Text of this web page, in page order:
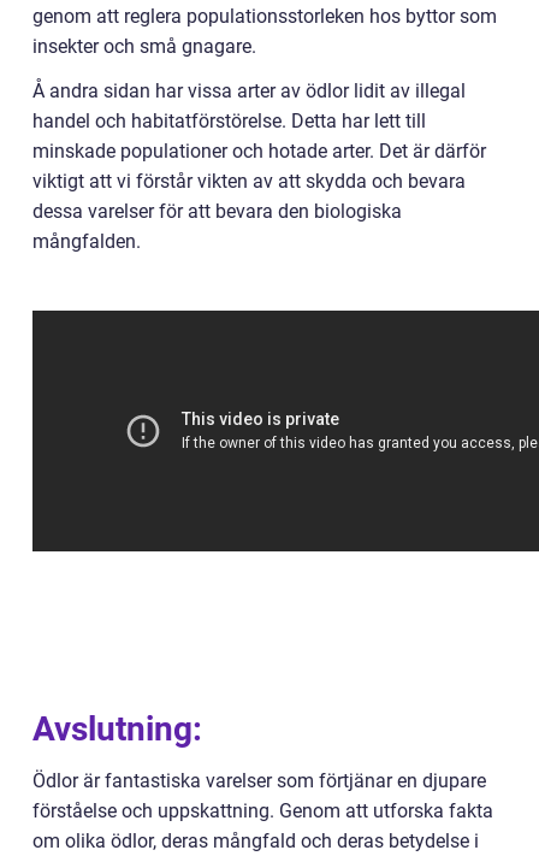
genom att reglera populationsstorleken hos byttor som
insekter och små gnagare.
Å andra sidan har vissa arter av ödlor lidit av illegal
handel och habitatförstörelse. Detta har lett till
minskade populationer och hotade arter. Det är därför
viktigt att vi förstår vikten av att skydda och bevara
dessa varelser för att bevara den biologiska
mångfalden.
Avslutning:
Ödlor är fantastiska varelser som förtjänar en djupare
förståelse och uppskattning. Genom att utforska fakta
om olika ödlor, deras mångfald och deras betydelse i